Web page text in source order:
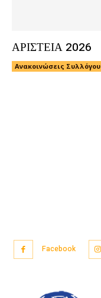
ΑΡΙΣΤΕΙΑ 2026
Ανακοινώσεις Συλλόγου
Facebook